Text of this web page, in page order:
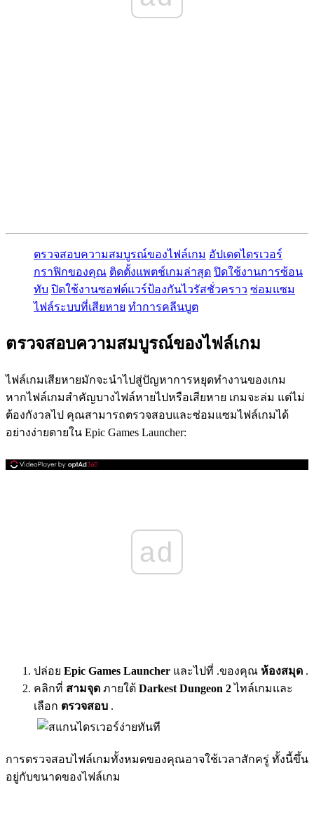
ตรวจสอบความสมบูรณ์ของไฟล์เกม อัปเดตไดรเวอร์
กราฟิกของคุณ ติดตั้งแพตช์เกมล่าสุด ปิดใช้งานการซ้อน
ทับ ปิดใช้งานซอฟต์แวร์ป้องกันไวรัสชั่วคราว ซ่อมแซม
ไฟล์ระบบที่เสียหาย ทำการคลีนบูต
ตรวจสอบความสมบูรณ์ของไฟล์เกม
ไฟล์เกมเสียหายมักจะนำไปสู่ปัญหาการหยุดทำงานของเกม
หากไฟล์เกมสำคัญบางไฟล์หายไปหรือเสียหาย เกมจะล่ม แต่ไม่
ต้องกังวลไป คุณสามารถตรวจสอบและซ่อมแซมไฟล์เกมได้
อย่างง่ายดายใน Epic Games Launcher:
ad
ปล่อย Epic Games Launcher และไปที่ .ของคุณ ห้องสมุด .
คลิกที่ สามจุด ภายใต้ Darkest Dungeon 2ไทล์เกมและ
เลือก ตรวจสอบ .
การตรวจสอบไฟล์เกมทั้งหมดของคุณอาจใช้เวลาสักครู่ ทั้งนี้ขึ้น
อยู่กับขนาดของไฟล์เกม